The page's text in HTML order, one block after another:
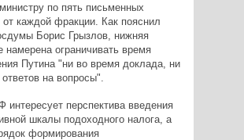
по пять письменных
от каждой фракции. Как пояснил
Борис Грызлов, нижняя
намерена ограничивать время
Путина "ни во время доклада, ни
на вопросы".
интересует перспектива введения
шкалы подоходного налога, а
формирования